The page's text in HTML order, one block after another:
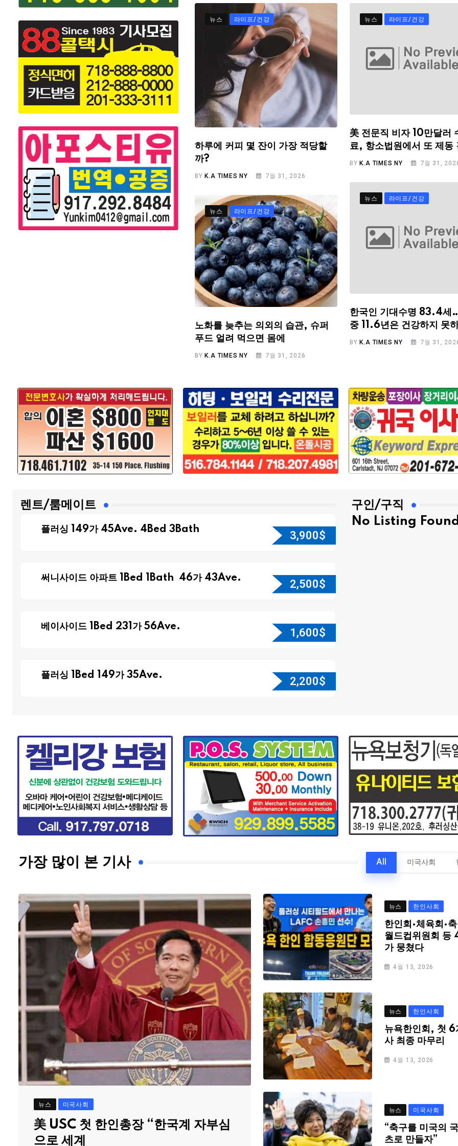
뉴스 라이프/건강
하루에 커피 몇 잔이 가장 적당할
까?
BY K.A TIMES NY 7월 31, 2026
뉴스 라이프/건강
美 전문직 비자 10만달러
료, 항소법원에서 또 제동
BYK.A TIMES NY 7월 31,
뉴스 라이프/건강
한국인 기대수명 83.4세
중 11.6년은 건강하지 못
BY K.A TIMES NY 7월 31,
뉴스 라이프/건강
노화를 늦추는 의외의 습관, 슈퍼
푸드 얼려 먹으면 몸에
BYK.A TIMES NY 7월 31, 2026
렌트/룸메이트
플러싱 149가 45Ave. 4Bed 3Bath 3,900$
써니사이드 아파트 1Bed 1Bath 46가 43Ave. 2,500$
베이사이드 1Bed 231가 56Ave. 1,600$
플러싱 1Bed 149가 35Ave. 2,200$
구인/구직
No Listing
가장 많이 본 기사 All 미국사회
뉴스 미국사회
美 USC 첫 한인총장 “한국계 자부심
으로 세계
뉴스 한인사회
한인회·체육회·
월드컵위원회 등
가 뭉쳤다
4월 13, 2026
뉴스 한인사회
뉴욕한인회, 첫 6
사 최종 마무리
4월 13, 2026
뉴스 미국사회
“축구를 미국의
츠로 만들자”